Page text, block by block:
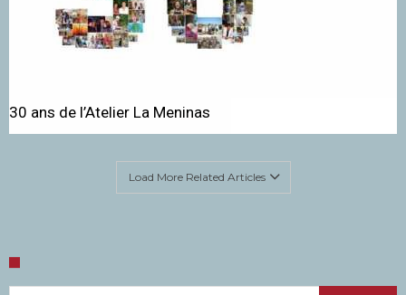
30 ans de l’Atelier La Meninas
Load More Related Articles
Rechercher :